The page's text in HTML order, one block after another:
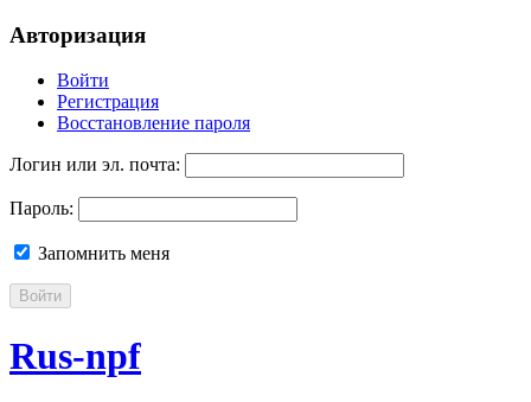
Авторизация
Войти
Регистрация
Восстановление пароля
Логин или эл. почта:
Пароль:
Запомнить меня
Войти
Rus-npf